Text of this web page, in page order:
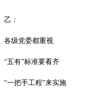
乙：
各级党委都重视
“五有”标准要看齐
“一把手工程”来实施